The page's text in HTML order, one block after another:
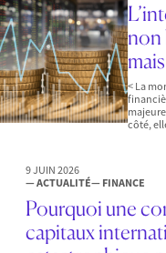
non
< La
côté,
9 JUIN 2026
— ACTUALITÉ— FINANCE
Pourquoi une
capitaux